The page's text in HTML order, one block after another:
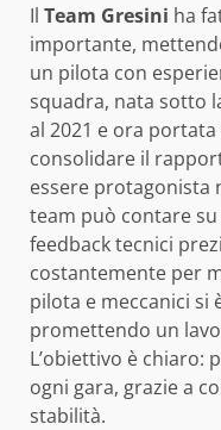
Il Team Gresini ha
importante,
un pilota con
squadra, nata sotto
al 2021 e ora
consolidare il
essere protagonista
team può contare
feedback tecnici
costantemente per
pilota e meccanici si
promettendo un
L’obiettivo è
ogni gara, grazie a
stabilità.